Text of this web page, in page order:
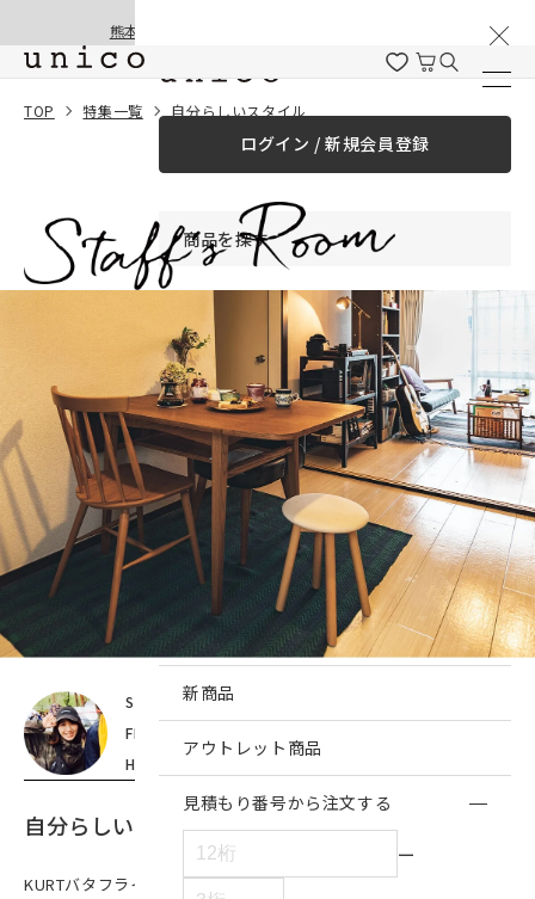
熊本地震の影響による配送遅延と停止について
ログイン / 新規会員登録
商品を探す
商品カテゴリー一覧
家具
カーテン
ラグ
ファブリック雑貨
インテリア雑貨・その他
家具シリーズ一覧
新商品
アウトレット商品
見積もり番号から注文する
ー
TOP 特集一覧 自分らしいスタイル
STAFF
今野(本社スタッフ)
FLOOR PLAN
HOUSEMATE
自分らしいスタイル
KURTバタフライテーブルは、合わせるもの次第で女性らしくかわ